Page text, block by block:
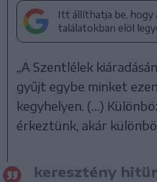
Itt állíthatja be, hogy
találatokban elöl
„A Szentlélek
gyűjt egybe minket
kegyhelyen. (…)
érkeztünk, akár
keresztény